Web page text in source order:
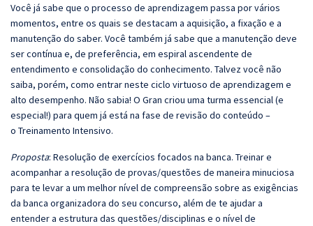
Você já sabe que o processo de aprendizagem passa por vários
momentos, entre os quais se destacam a aquisição, a fixação e a
manutenção do saber. Você também já sabe que a manutenção deve
ser contínua e, de preferência, em espiral ascendente de
entendimento e consolidação do conhecimento. Talvez você não
saiba, porém, como entrar neste ciclo virtuoso de aprendizagem e
alto desempenho. Não sabia! O Gran criou uma turma essencial (e
especial!) para quem já está na fase de revisão do conteúdo –
o Treinamento Intensivo.
Proposta: Resolução de exercícios focados na banca. Treinar e
acompanhar a resolução de provas/questões de maneira minuciosa
para te levar a um melhor nível de compreensão sobre as exigências
da banca organizadora do seu concurso, além de te ajudar a
entender a estrutura das questões/disciplinas e o nível de